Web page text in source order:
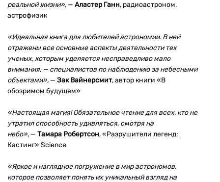
реальной жизни», — Аластер Ганн, радиоастроном,
астрофизик
«Идеальная книга для любителей астрономии. В ней
отражены все основные аспекты деятельности тех
ученых, которым уделяется несправедливо мало
внимания, — специалистов по наблюдению за небесными
объектами», — Зак Вайнерсмит, автор книги «В
обозримом будущем»
«Настоящая магия! Обязательное чтение для всех, кто не
утратил способность удивляться, смотря на
небо», — Тамара Робертсон, «Разрушители легенд:
Кастинг» Science
«Яркое и наглядное погружение в мир астрономов,
которое позволяет понять их уникальный взгляд на